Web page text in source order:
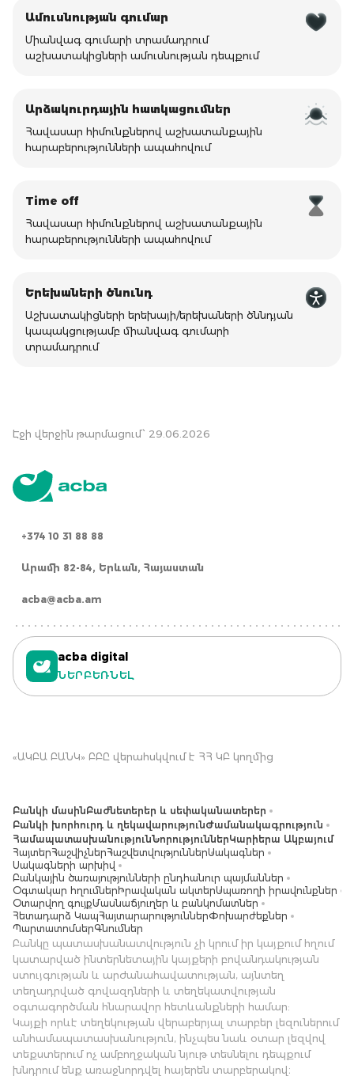
Ամուսնության գումար
Միանվագ գումարի տրամադրում
աշխատակիցների ամուսնության դեպքում
Արձակուրդային հատկացումներ
Հավասար հիմունքներով աշխատանքային
հարաբերությունների ապահովում
Time off
Հավասար հիմունքներով աշխատանքային
հարաբերությունների ապահովում
Երեխաների ծնունդ
Աշխատակիցների երեխայի/երեխաների ծննդյան
կապակցությամբ միանվագ գումարի
տրամադրում
Էջի վերջին թարմացում՝ 29.06.2026
+374 10 31 88 88
Արամի 82-84, Երևան, Հայաստան
acba@acba.am
acba digital
ՆԵՐԲԵՌՆԵԼ
«ԱԿԲԱ ԲԱՆԿ» ԲԲԸ վերահսկվում է ՀՀ ԿԲ կողմից
Բանկի մասինԲաժնետերեր և սեփականատերեր
Բանկի խորհուրդ և ղեկավարությունԺամանակագրություն
ՀամապատասխանությունՆորություններԿարիերա Ակբայում
ՀայտերՀաշվիչներՀաշվետվություններՍակագներ
Սակագների արխիվ
Բանկային ծառայությունների ընդհանուր պայմաններ
Օգտակար հղումներ Իրավական ակտերՍպառողի իրավունքներ
Օտարվող գույքՄասնաճյուղեր և բանկոմատներ
Հետադարձ ԿապՀայտարարություններՓոխարժեքներ
ՊարտատոմսերԳնումներ
Բանկը պատասխանատվություն չի կրում իր կայքում հղում
կատարված ինտերնետային կայքերի բովանդակության
ստույգության և արժանահավատության, այնտեղ
տեղադրված գովազդների և տեղեկատվության
օգտագործման հնարավոր հետևանքների համար:
Կայքի որևէ տեղեկության վերաբերյալ տարբեր լեզուներում
անհամապատասխանություն, ինչպես նաև օտար լեզվով
տեքստերում ոչ ամբողջական նյութ տեսնելու դեպքում
խնդրում ենք առաջնորդվել հայերեն տարբերակով։